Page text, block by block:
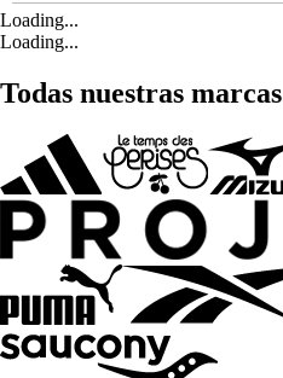
Loading...
Loading...
Todas nuestras marcas